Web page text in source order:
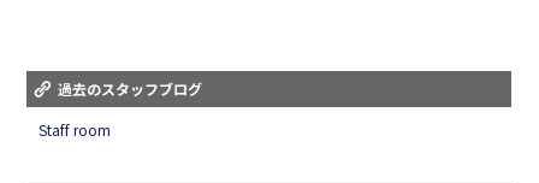
過去のスタッフブログ
Staff room